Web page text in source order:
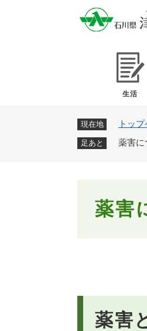
生活
現在地 トッ
足あと 薬害に
薬害
薬害